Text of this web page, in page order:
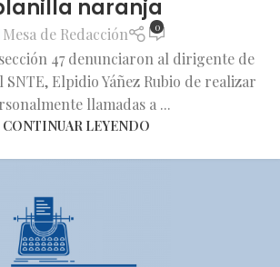
naranja
Mesa de Redacción 0
47 denunciaron al dirigente de
SNTE, Elpidio Yáñez Rubio de realizar
llamadas a ...
CONTINUAR LEYENDO